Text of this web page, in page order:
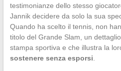
testimonianze dello stesso
Jannik decidere da solo la sua
Quando ha scelto il tennis, non
titolo del Grande Slam, un
stampa sportiva e che illustra la
sostenere senza esporsi.